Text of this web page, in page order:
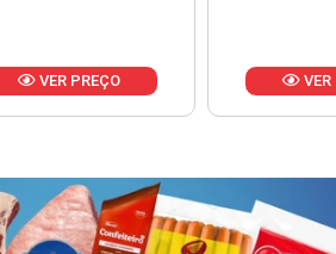
VER PREÇO VER